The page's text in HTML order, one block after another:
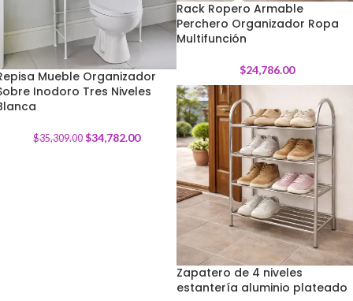
Rack Ropero Armable
Perchero Organizador Ropa
Multifunción
$24,786.00
-1%
Mueble Organizador
Inodoro Tres Niveles
$35,309.00 $34,782.00
-12%
Zapatero de 4 niveles
estantería aluminio plateado